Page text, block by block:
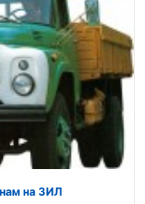
на ЗИЛ